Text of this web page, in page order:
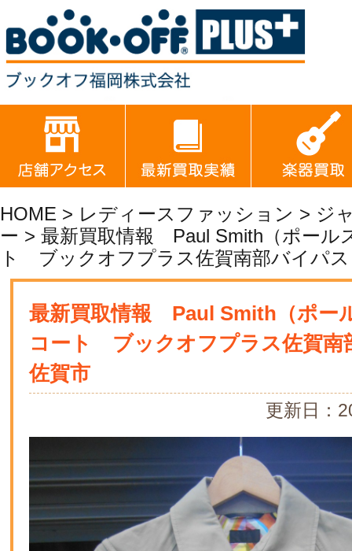
HOME > レディースファッション > ジ
ー > 最新買取情報 Paul Smith（ポー
ト ブックオフプラス佐賀南部バイパ
最新買取情報 Paul Smith（ポ
コート ブックオフプラス佐賀
佐賀市
更新日：